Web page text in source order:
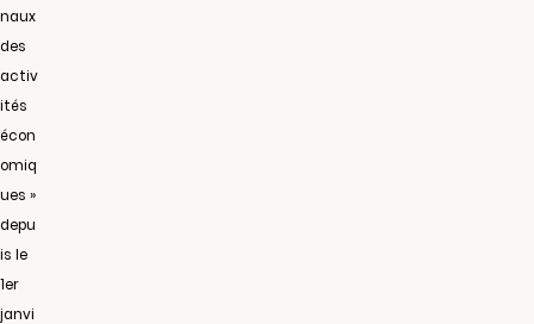
naux
des
activ
ités
écon
omiq
ues »
depu
is le
1er
janvi